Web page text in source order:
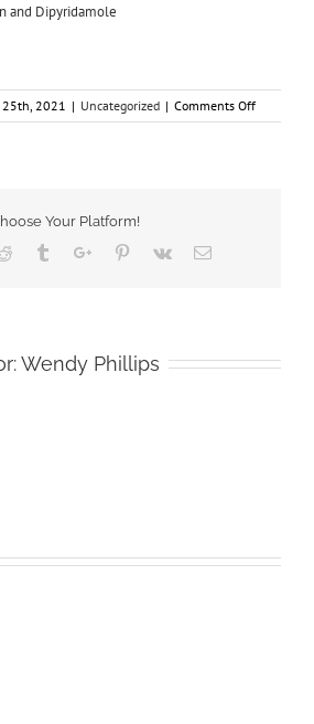
and Dipyridamole
2021 | Uncategorized | Comments Offon
Levitra
avec
Your Platform!
Reddit TumblrGoogle+Pinterest
Vk Email
Wendy Phillips